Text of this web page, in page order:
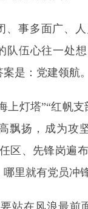
、事多面广、
队伍心往一处
是：党建领航。
上灯塔”“红帆
飘扬，成为攻
区、先锋岗遍
里就有党员冲